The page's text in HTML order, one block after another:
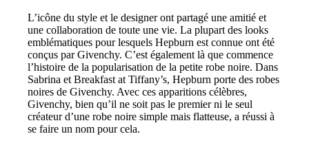
L’icône du style et le designer ont partagé une amitié et
une collaboration de toute une vie. La plupart des looks
emblématiques pour lesquels Hepburn est connue ont été
conçus par Givenchy. C’est également là que commence
l’histoire de la popularisation de la petite robe noire. Dans
Sabrina et Breakfast at Tiffany’s, Hepburn porte des robes
noires de Givenchy. Avec ces apparitions célèbres,
Givenchy, bien qu’il ne soit pas le premier ni le seul
créateur d’une robe noire simple mais flatteuse, a réussi à
se faire un nom pour cela.